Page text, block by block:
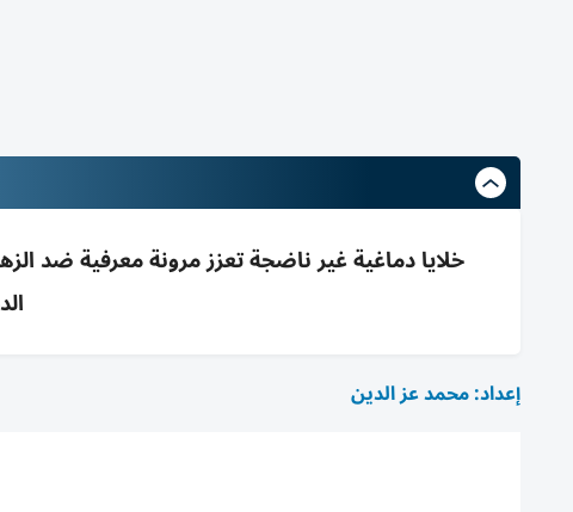
خلايا دماغية غير ناضجة تعزز مرونة معرفية ضد
إعداد: محمد عز الدين